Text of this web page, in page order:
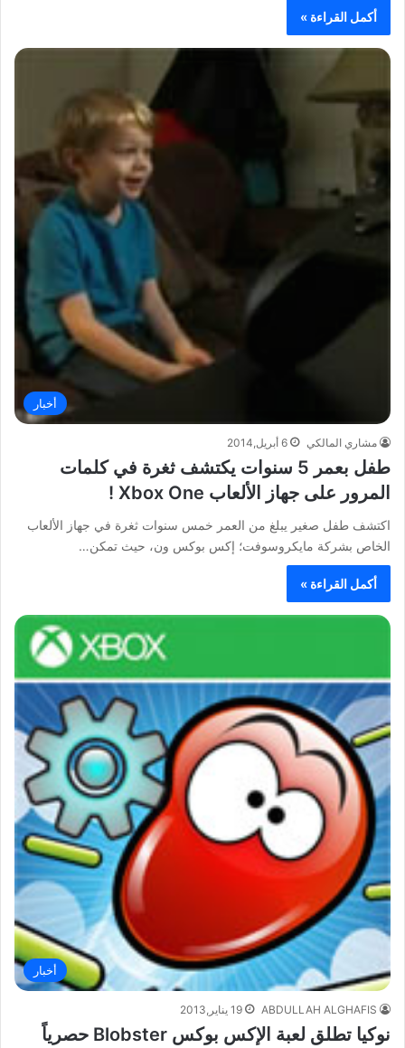
أكمل القراءة »
أخبار
مشاري المالكي 6 أبريل,2014
طفل بعمر 5 سنوات يكتشف ثغرة في كلمات
المرور على جهاز الألعاب Xbox One !
اكتشف طفل صغير يبلغ من العمر خمس سنوات ثغرة في جهاز الألعاب
الخاص بشركة مايكروسوفت؛ إكس بوكس ون، حيث تمكن…
أكمل القراءة »
أخبار
ABDULLAH ALGHAFIS 19 يناير,2013
نوكيا تطلق لعبة الإكس بوكس Blobster حصرياً